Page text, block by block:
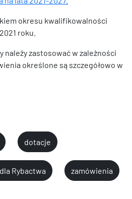
okresu kwalifikowalności
roku.
należy zastosować w zależności
określone są szczegółowo w
dotacje
Rybactwa zamówienia